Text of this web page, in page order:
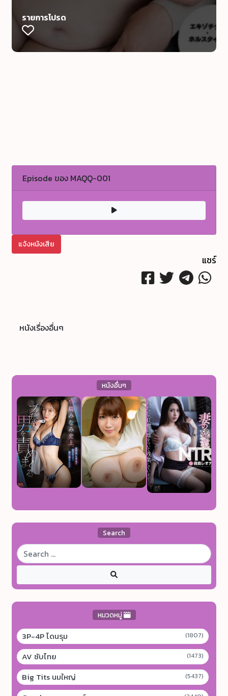
รายการโปรด
Episode ของ MAQQ-001
แจ้งหนังเสีย
แชร์
หนังเรื่องอื่นๆ
หนังอื่นๆ
Search
หมวดหมู่
3P-4P โดนรุม (1807)
AV ซับไทย (1473)
Big Tits นมใหญ่ (5437)